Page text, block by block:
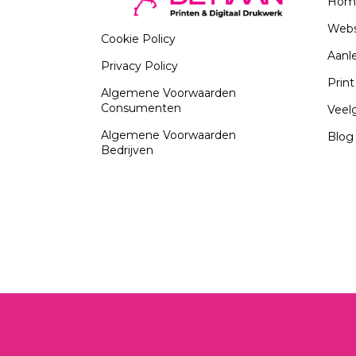
Cookie Policy
Privacy Policy
Algemene Voorwaarden
Consumenten
Algemene Voorwaarden
Bedrijven
Blog